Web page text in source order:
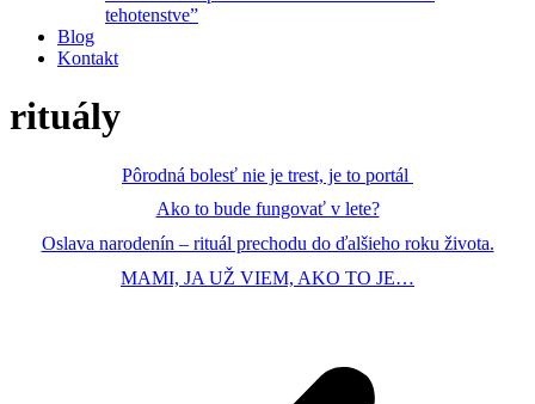
tehotenstve”
Blog
Kontakt
rituály
Pôrodná bolesť nie je trest, je to portál
Ako to bude fungovať v lete?
Oslava narodenín – rituál prechodu do ďalšieho roku života.
MAMI, JA UŽ VIEM, AKO TO JE…